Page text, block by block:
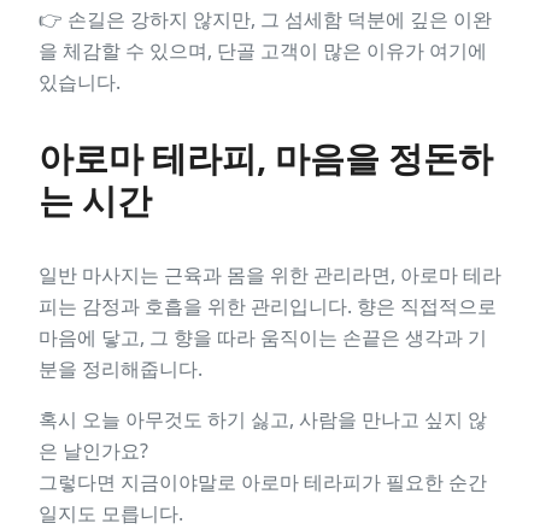
👉 손길은 강하지 않지만, 그 섬세함 덕분에 깊은 이완
을 체감할 수 있으며, 단골 고객이 많은 이유가 여기에
있습니다.
아로마 테라피, 마음을 정돈하
는 시간
일반 마사지는 근육과 몸을 위한 관리라면, 아로마 테라
피는 감정과 호흡을 위한 관리입니다. 향은 직접적으로
마음에 닿고, 그 향을 따라 움직이는 손끝은 생각과 기
분을 정리해줍니다.
혹시 오늘 아무것도 하기 싫고, 사람을 만나고 싶지 않
은 날인가요?
그렇다면 지금이야말로 아로마 테라피가 필요한 순간
일지도 모릅니다.